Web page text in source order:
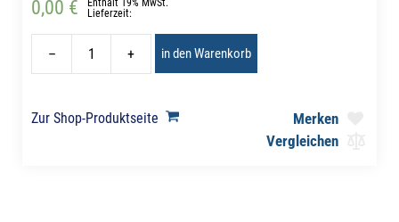
0,00 €
Enthält 19% MwSt.
Lieferzeit:
– + in den Warenkorb
Zur Shop-Produktseite
Merken
Vergleichen